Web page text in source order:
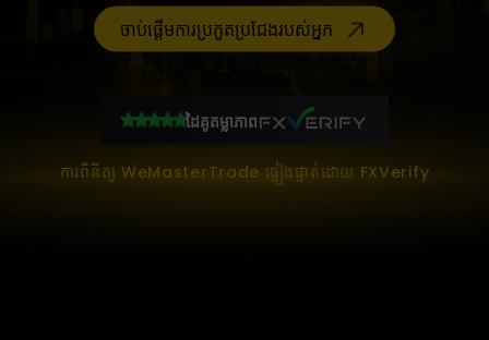
ចាប់ផ្តើមការប្រកួតប្រជែងរបស់អ្នក
ដៃគូតម្លាភាព
ការពិនិត្យ WeMasterTrade ផ្ទៀងផ្ទាត់ដោយ FXVerify